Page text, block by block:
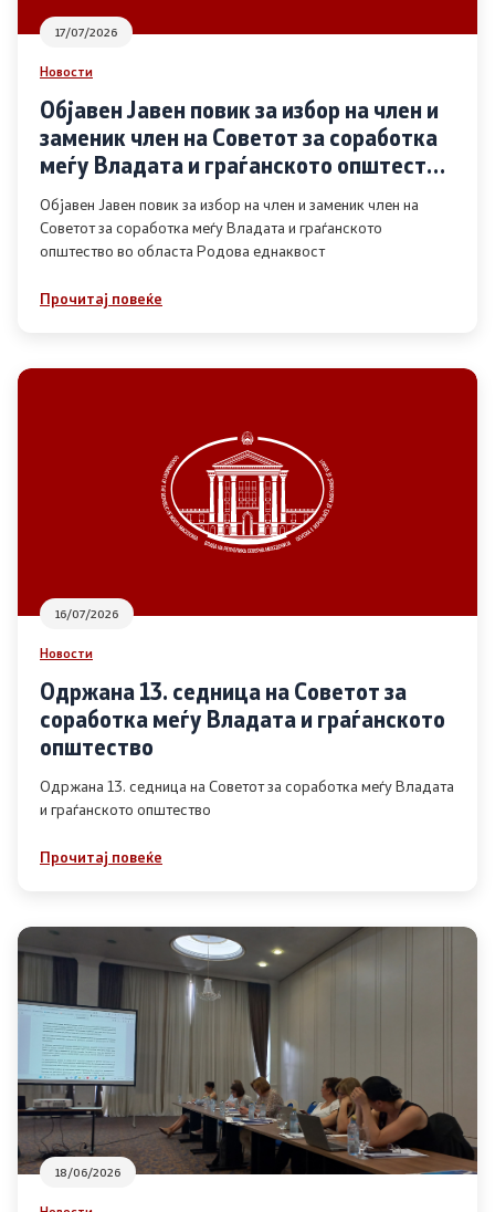
Дијалог меѓу Владата и граѓанскиот сектор
Отворени денови за иницијативи на граѓанските
организации
Финансиска поддршка
Извештаи
Список на ОЈИ
Контакт
Контакт
Линкови
Изјава за пристапност
Со еден клик до сите услуги
17/07/2026
Новости
Објавен Јавен повик за избор на член и
заменик член на Советот за соработка
меѓу Владата и граѓанското општество
во областа Родова еднаквост
Објавен Јавен повик за избор на член и заменик член на
Советот за соработка меѓу Владата и граѓанското
општество во областа Родова еднаквост
Прочитај повеќе
16/07/2026
Новости
Одржана 13. седница на Советот за
соработка меѓу Владата и граѓанското
општество
Одржана 13. седница на Советот за соработка меѓу Владата
и граѓанското општество
Прочитај повеќе
18/06/2026